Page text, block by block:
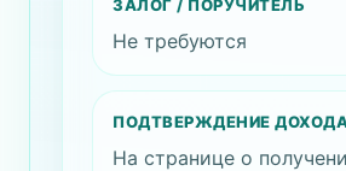
ЗАЛОГ / ПОРУЧИТЕЛЬ
Не требуются
ПОДТВЕРЖДЕНИЕ
На странице о